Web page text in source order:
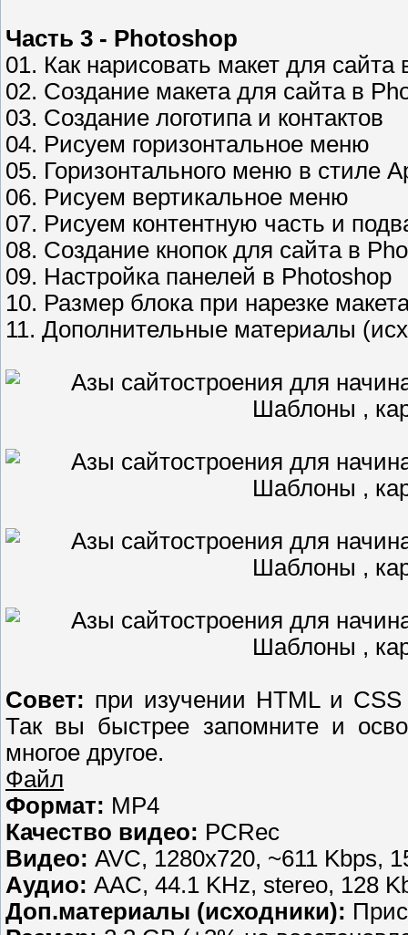
Часть 3 - Photoshop
01. Как нарисовать макет для сайта
02. Создание макета для сайта в
03. Создание логотипа и контактов
04. Рисуем горизонтальное меню
05. Горизонтального меню в стиле
06. Рисуем вертикальное меню
07. Рисуем контентную часть и
08. Создание кнопок для сайта в
09. Настройка панелей в Photoshop
10. Размер блока при нарезке
11. Дополнительные материалы
Совет: при изучении HTML и CSS
Так вы быстрее запомните и
многое другое.
Файл
Формат: MP4
Качество видео: PCRec
Видео: AVC, 1280x720, ~611 Kbps,
Аудио: AAC, 44.1 KHz, stereo, 128
Доп.материалы (исходники):